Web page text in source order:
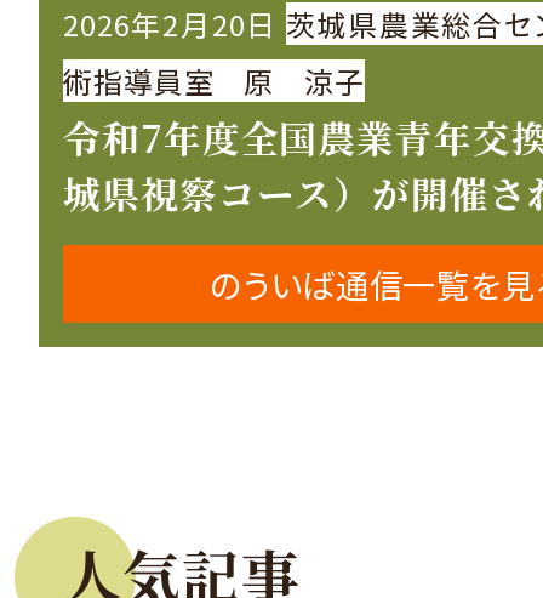
2026年2月20日 茨城県農業総合セ
術指導員室 原 涼子
令和7年度全国農業青年交
城県視察コース）が開催さ
のういば通信一覧を
人気記事